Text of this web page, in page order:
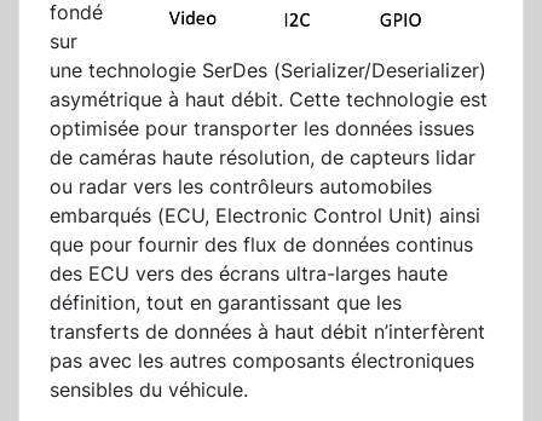
fondé
sur
une technologie SerDes (Serializer/Deserializer)
asymétrique à haut débit. Cette technologie est
optimisée pour transporter les données issues
de caméras haute résolution, de capteurs lidar
ou radar vers les contrôleurs automobiles
embarqués (ECU, Electronic Control Unit) ainsi
que pour fournir des flux de données continus
des ECU vers des écrans ultra-larges haute
définition, tout en garantissant que les
transferts de données à haut débit n’interfèrent
pas avec les autres composants électroniques
sensibles du véhicule.